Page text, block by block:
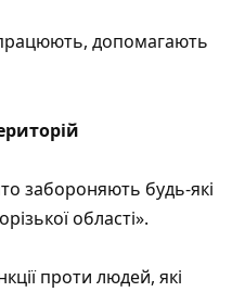
працюють, допомагають
забороняють будь-які
області».
проти людей, які